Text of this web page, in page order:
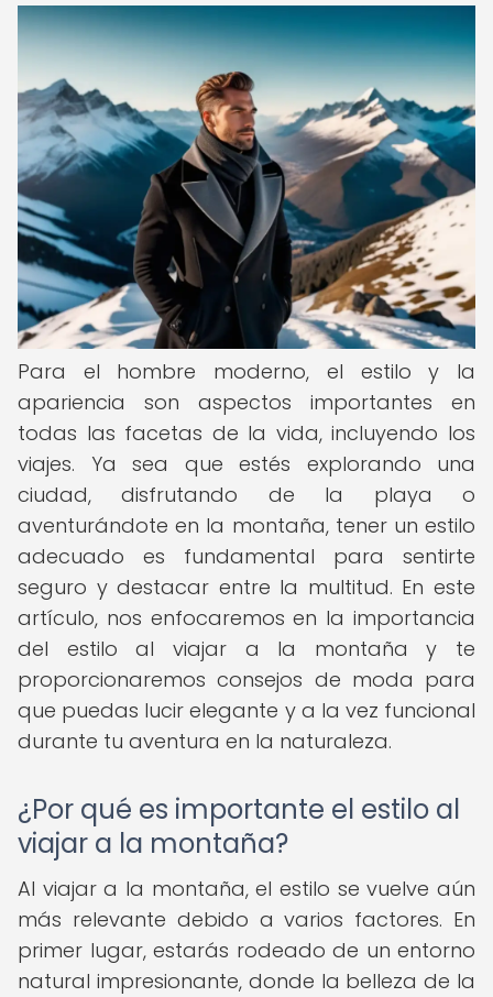
Para el hombre moderno, el estilo y la
apariencia son aspectos importantes en
todas las facetas de la vida, incluyendo los
viajes. Ya sea que estés explorando una
ciudad, disfrutando de la playa o
aventurándote en la montaña, tener un estilo
adecuado es fundamental para sentirte
seguro y destacar entre la multitud. En este
artículo, nos enfocaremos en la importancia
del estilo al viajar a la montaña y te
proporcionaremos consejos de moda para
que puedas lucir elegante y a la vez funcional
durante tu aventura en la naturaleza.
¿Por qué es importante el estilo al
viajar a la montaña?
Al viajar a la montaña, el estilo se vuelve aún
más relevante debido a varios factores. En
primer lugar, estarás rodeado de un entorno
natural impresionante, donde la belleza de la